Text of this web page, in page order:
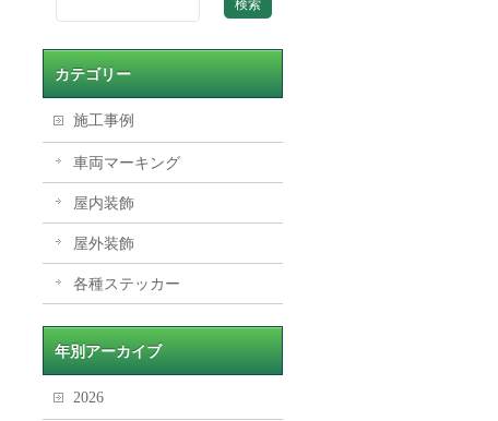
カテゴリー
施工事例
車両マーキング
屋内装飾
屋外装飾
各種ステッカー
年別アーカイブ
2026